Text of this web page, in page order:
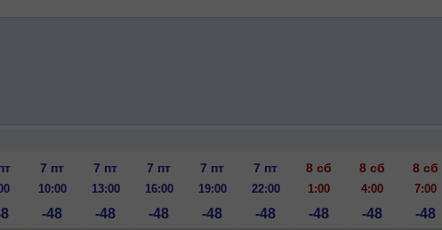
7 пт 7 пт 7 пт 7 пт 7 пт 8 сб 8 сб 8 сб
10:00 13:00 16:00 19:00 22:00 1:00 4:00 7:00
-48 -48 -48 -48 -48 -48 -48 -48